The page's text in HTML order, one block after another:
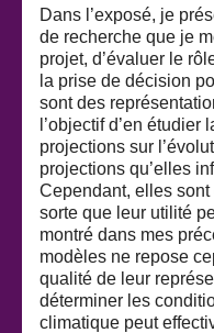
Dans l’exposé, je
de recherche que je
projet, d’évaluer le
la prise de décision
sont des
l’objectif d’en
projections sur
projections qu’elles
Cependant, elles sont
sorte que leur utilité
montré dans mes
modèles ne repose
qualité de leur
déterminer les
climatique peut